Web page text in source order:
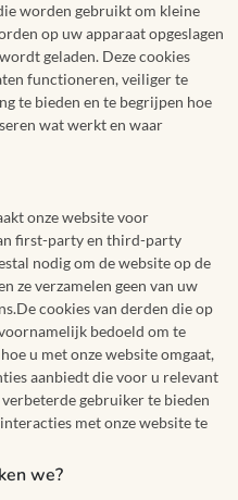
worden gebruikt om kleine
op uw apparaat opgeslagen
geladen. Deze cookies
functioneren, veiliger te
te bieden en te begrijpen hoe
wat werkt en waar
onze website voor
first-party en third-party
nodig om de website op de
ze verzamelen geen van uw
cookies van derden die op
bedoeld om te
u met onze website omgaat,
aanbiedt die voor u relevant
gebruiker te bieden
met onze website te
we?